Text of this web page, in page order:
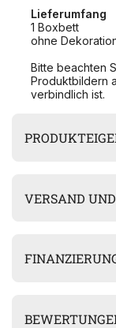
Lieferumfang
1 Boxbett
ohne
Bitte beachten
Produktbildern
verbindlich ist.
VERSAND